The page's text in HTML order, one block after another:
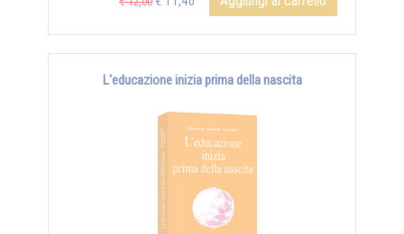
L'educazione inizia prima della nascita